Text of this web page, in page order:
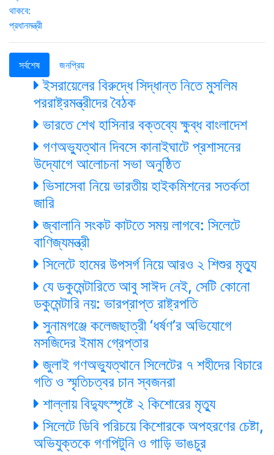
সর্বশেষ জনপ্রিয়
ইসরায়েলের বিরুদ্ধে সিদ্ধান্ত নিতে মুসলিম
পররাষ্ট্রমন্ত্রীদের বৈঠক
ভারতে শেখ হাসিনার বক্তব্যে ক্ষুব্ধ বাংলাদেশ
গণঅভ্যুত্থান দিবসে কানাইঘাটে প্রশাসনের
উদ্যোগে আলোচনা সভা অনুষ্ঠিত
ভিসাসেবা নিয়ে ভারতীয় হাইকমিশনের সতর্কতা
জারি
জ্বালানি সংকট কাটতে সময় লাগবে: সিলেটে
বাণিজ্যমন্ত্রী
সিলেটে হামের উপসর্গ নিয়ে আরও ২ শিশুর মৃত্যু
যে ডকুমেন্টারিতে আবু সাঈদ নেই, সেটি কোনো
ডকুমেন্টারি নয়: ভারপ্রাপ্ত রাষ্ট্রপতি
সুনামগঞ্জে কলেজছাত্রী ‘ধর্ষণ’র অভিযোগে
মসজিদের ইমাম গ্রেপ্তার
জুলাই গণঅভ্যুত্থানে সিলেটের ৭ শহীদের বিচারে
গতি ও স্মৃতিচত্বর চান স্বজনরা
শাল্লায় বিদ্যুৎস্পৃষ্টে ২ কিশোরের মৃত্যু
সিলেটে ডিবি পরিচয়ে কিশোরকে অপহরণের চেষ্টা,
অভিযুক্তকে গণপিটুনি ও গাড়ি ভাঙচুর